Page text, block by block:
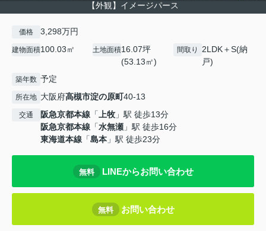
【外観】イメージパース
価格 3,298万円
建物面積100.03㎡ 土地面積16.07坪
(53.13㎡)
間取り
2LDK＋S(納
戸)
築年数 予定
所在地 大阪府高槻市淀の原町40-13
交通 阪急京都本線 「 上牧 」駅 徒歩13分
阪急京都本線 「水無瀬 」駅 徒歩16分
東海道本線 「島本 」駅 徒歩23分
無料 LINEからお問い合わせ
無料 お問い合わせ